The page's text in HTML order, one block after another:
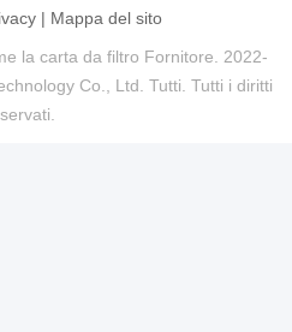
| Mappa del sito
la carta da filtro Fornitore. 2022-
Co., Ltd. Tutti. Tutti i diritti